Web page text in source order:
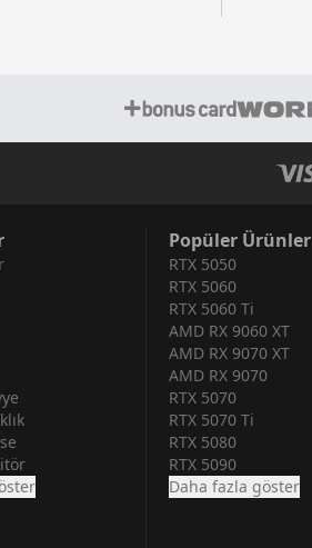
Popüler Ürünler
RTX 5050
RTX 5060
RTX 5060 Ti
AMD RX 9060 XT
AMD RX 9070 XT
AMD RX 9070
RTX 5070
RTX 5070 Ti
RTX 5080
RTX 5090
Daha fazla göster